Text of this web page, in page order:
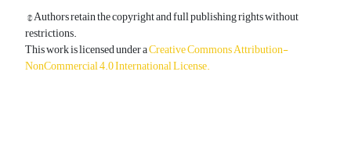
© Authors retain the copyright and full publishing rights without
restrictions.
This work is licensed under aCreative Commons Attribution-
NonCommercial 4.0 International License.